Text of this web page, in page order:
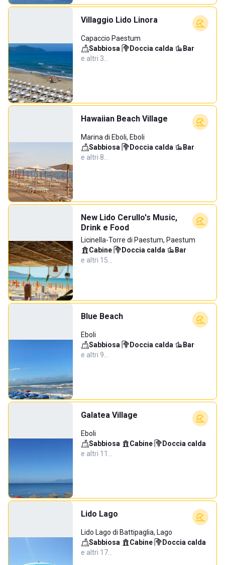
Villaggio Lido Linora
Capaccio Paestum
Sabbiosa· Doccia calda· Bar·
e altri 3…
Hawaiian Beach Village
Marina di Eboli, Eboli
Sabbiosa· Doccia calda· Bar·
e altri 8…
New Lido Cerullo's Music,
Drink e Food
Licinella-Torre di Paestum, Paestum
Cabine· Doccia calda· Bar·
e altri 15…
Blue Beach
Eboli
Sabbiosa· Doccia calda· Bar·
e altri 9…
Galatea Village
Eboli
Sabbiosa· Cabine· Doccia calda·
e altri 11…
Lido Lago
Lido Lago di Battipaglia, Lago
Sabbiosa· Cabine· Doccia calda·
e altri 17…